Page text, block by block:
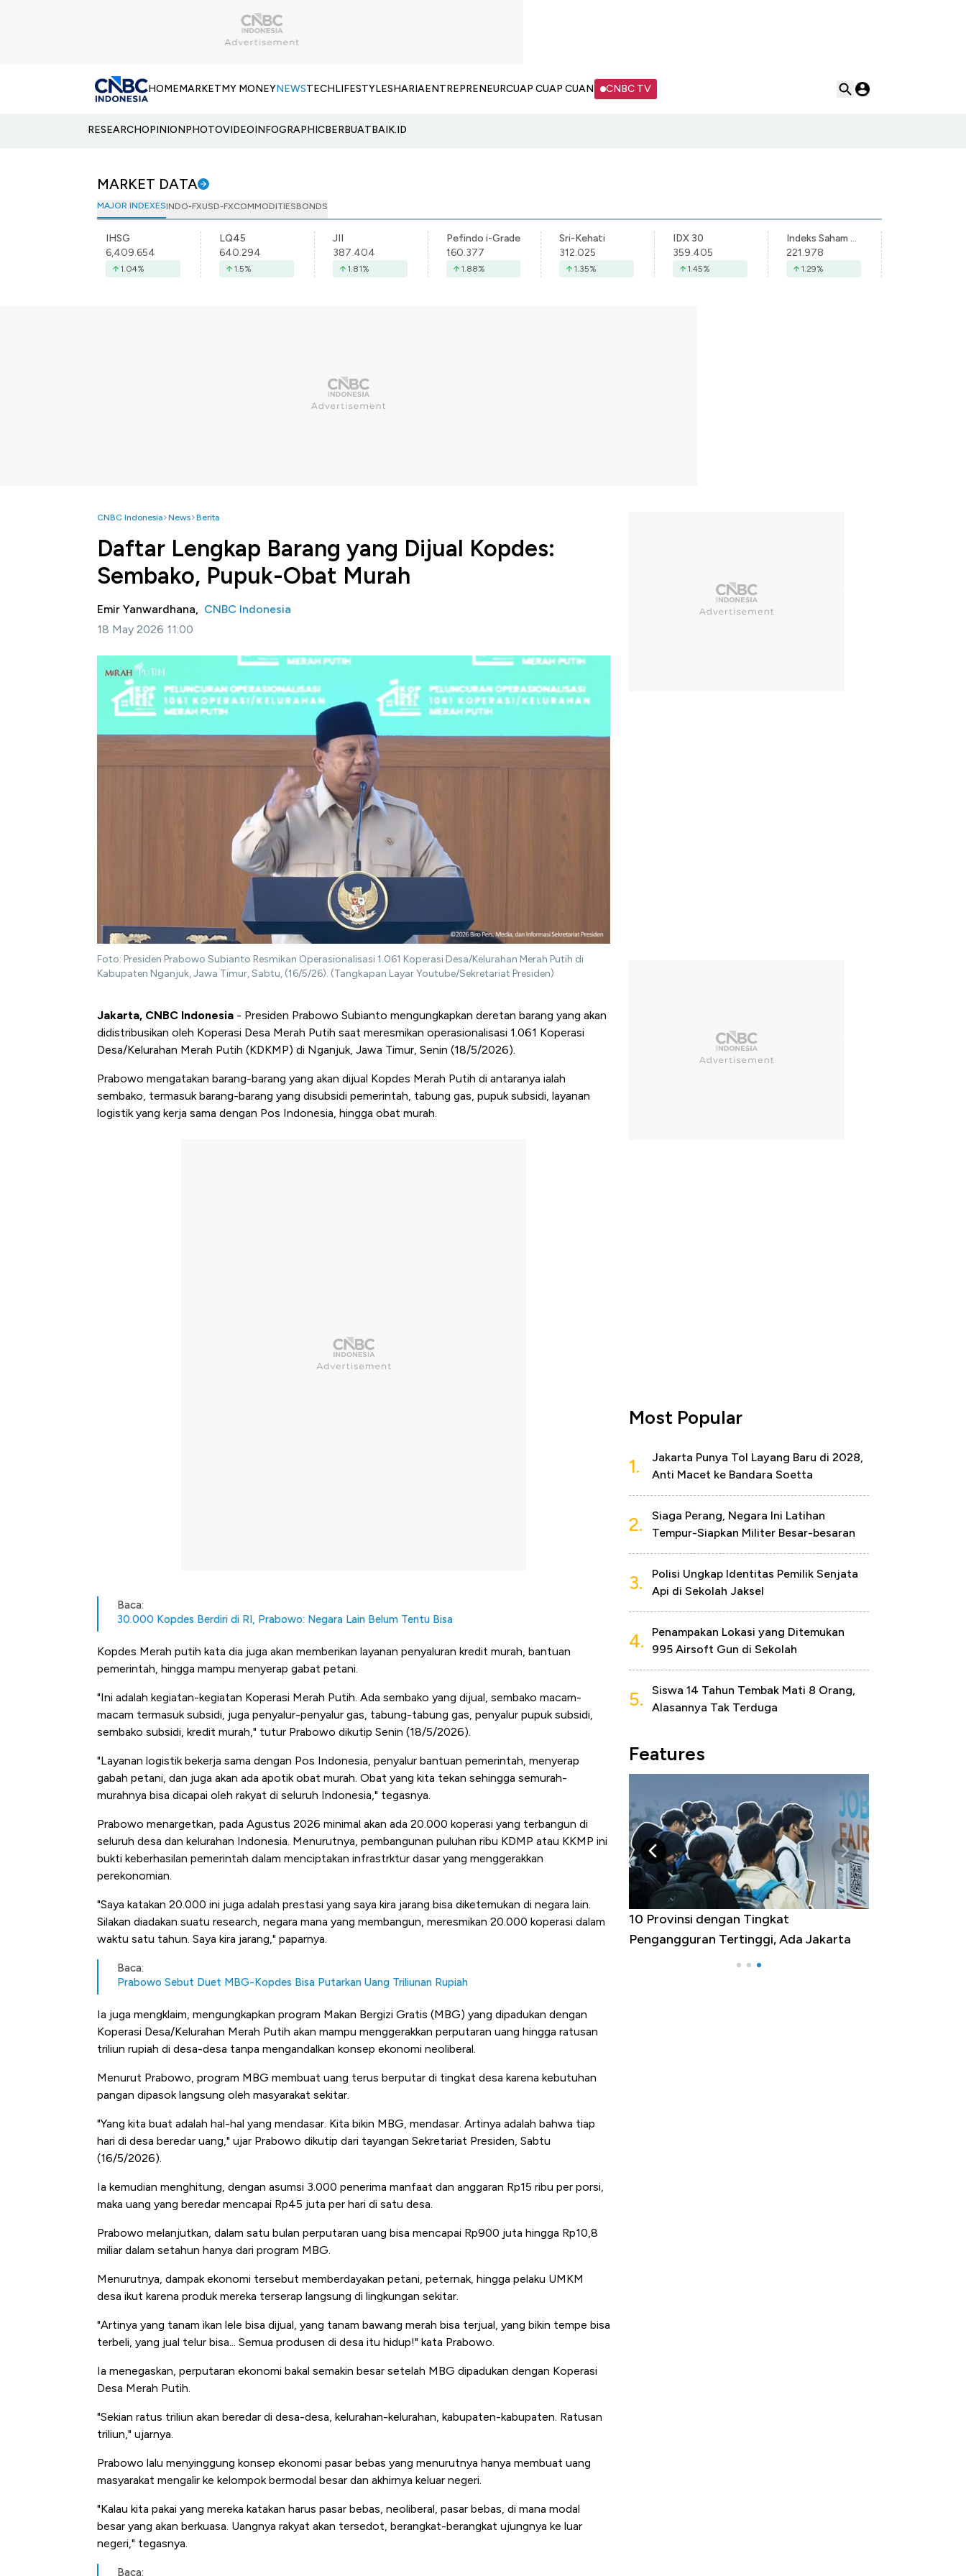
HOMEMARKETMY MONEYNEWSTECHLIFESTYLESHARIAENTREPRENEURCUAP CUAP CUAN CNBC TV
RESEARCHOPINIONPHOTOVIDEOINFOGRAPHICBERBUATBAIK.ID
MARKET DATA
MAJOR INDEXESINDO-FXUSD-FXCOMMODITIESBONDS
IHSG
6,409.654
1.04%
LQ45
640.294
1.5%
JII
387.404
1.81%
Pefindo i-Grade
160.377
1.88%
Sri-Kehati
312.025
1.35%
IDX 30
359.405
1.45%
Indeks Saham Syariah Indonesia
221.978
1.29%
CNBC Indonesia News Berita
Daftar Lengkap Barang yang Dijual Kopdes:
Sembako, Pupuk-Obat Murah
Emir Yanwardhana, CNBC Indonesia
18 May 2026 11:00
Foto: Presiden Prabowo Subianto Resmikan Operasionalisasi 1.061 Koperasi Desa/Kelurahan Merah Putih di
Kabupaten Nganjuk, Jawa Timur, Sabtu, (16/5/26). (Tangkapan Layar Youtube/Sekretariat Presiden)
Jakarta, CNBC Indonesia - Presiden Prabowo Subianto mengungkapkan deretan barang yang akan
didistribusikan oleh Koperasi Desa Merah Putih saat meresmikan operasionalisasi 1.061 Koperasi
Desa/Kelurahan Merah Putih (KDKMP) di Nganjuk, Jawa Timur, Senin (18/5/2026).
Prabowo mengatakan barang-barang yang akan dijual Kopdes Merah Putih di antaranya ialah
sembako, termasuk barang-barang yang disubsidi pemerintah, tabung gas, pupuk subsidi, layanan
logistik yang kerja sama dengan Pos Indonesia, hingga obat murah.
Baca:
30.000 Kopdes Berdiri di RI, Prabowo: Negara Lain Belum Tentu Bisa
Kopdes Merah putih kata dia juga akan memberikan layanan penyaluran kredit murah, bantuan
pemerintah, hingga mampu menyerap gabat petani.
"Ini adalah kegiatan-kegiatan Koperasi Merah Putih. Ada sembako yang dijual, sembako macam-
macam termasuk subsidi, juga penyalur-penyalur gas, tabung-tabung gas, penyalur pupuk subsidi,
sembako subsidi, kredit murah," tutur Prabowo dikutip Senin (18/5/2026).
"Layanan logistik bekerja sama dengan Pos Indonesia, penyalur bantuan pemerintah, menyerap
gabah petani, dan juga akan ada apotik obat murah. Obat yang kita tekan sehingga semurah-
murahnya bisa dicapai oleh rakyat di seluruh Indonesia," tegasnya.
Prabowo menargetkan, pada Agustus 2026 minimal akan ada 20.000 koperasi yang terbangun di
seluruh desa dan kelurahan Indonesia. Menurutnya, pembangunan puluhan ribu KDMP atau KKMP ini
bukti keberhasilan pemerintah dalam menciptakan infrastrktur dasar yang menggerakkan
perekonomian.
"Saya katakan 20.000 ini juga adalah prestasi yang saya kira jarang bisa diketemukan di negara lain.
Silakan diadakan suatu research, negara mana yang membangun, meresmikan 20.000 koperasi dalam
waktu satu tahun. Saya kira jarang," paparnya.
Baca:
Prabowo Sebut Duet MBG-Kopdes Bisa Putarkan Uang Triliunan Rupiah
Ia juga mengklaim, mengungkapkan program Makan Bergizi Gratis (MBG) yang dipadukan dengan
Koperasi Desa/Kelurahan Merah Putih akan mampu menggerakkan perputaran uang hingga ratusan
triliun rupiah di desa-desa tanpa mengandalkan konsep ekonomi neoliberal.
Menurut Prabowo, program MBG membuat uang terus berputar di tingkat desa karena kebutuhan
pangan dipasok langsung oleh masyarakat sekitar.
"Yang kita buat adalah hal-hal yang mendasar. Kita bikin MBG, mendasar. Artinya adalah bahwa tiap
hari di desa beredar uang," ujar Prabowo dikutip dari tayangan Sekretariat Presiden, Sabtu
(16/5/2026).
Ia kemudian menghitung, dengan asumsi 3.000 penerima manfaat dan anggaran Rp15 ribu per porsi,
maka uang yang beredar mencapai Rp45 juta per hari di satu desa.
Prabowo melanjutkan, dalam satu bulan perputaran uang bisa mencapai Rp900 juta hingga Rp10,8
miliar dalam setahun hanya dari program MBG.
Menurutnya, dampak ekonomi tersebut memberdayakan petani, peternak, hingga pelaku UMKM
desa ikut karena produk mereka terserap langsung di lingkungan sekitar.
"Artinya yang tanam ikan lele bisa dijual, yang tanam bawang merah bisa terjual, yang bikin tempe bisa
terbeli, yang jual telur bisa... Semua produsen di desa itu hidup!" kata Prabowo.
Ia menegaskan, perputaran ekonomi bakal semakin besar setelah MBG dipadukan dengan Koperasi
Desa Merah Putih.
"Sekian ratus triliun akan beredar di desa-desa, kelurahan-kelurahan, kabupaten-kabupaten. Ratusan
triliun," ujarnya.
Prabowo lalu menyinggung konsep ekonomi pasar bebas yang menurutnya hanya membuat uang
masyarakat mengalir ke kelompok bermodal besar dan akhirnya keluar negeri.
"Kalau kita pakai yang mereka katakan harus pasar bebas, neoliberal, pasar bebas, di mana modal
besar yang akan berkuasa. Uangnya rakyat akan tersedot, berangkat-berangkat ujungnya ke luar
negeri," tegasnya.
Baca:
Most Popular
1.
Jakarta Punya Tol Layang Baru di 2028,
Anti Macet ke Bandara Soetta
2.
Siaga Perang, Negara Ini Latihan
Tempur-Siapkan Militer Besar-besaran
3.
Polisi Ungkap Identitas Pemilik Senjata
Api di Sekolah Jaksel
4.
Penampakan Lokasi yang Ditemukan
995 Airsoft Gun di Sekolah
5.
Siswa 14 Tahun Tembak Mati 8 Orang,
Alasannya Tak Terduga
Features
Kongo Tutup Keran Ekspor, Harga
Tembaga Terbang ke Zona Berbahaya
Adu Panas Kinerja Emiten Minyak RI,
10 Provinsi dengan Tingkat
Pengangguran Tertinggi, Ada Jakarta